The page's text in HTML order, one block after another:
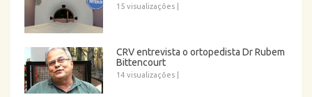
15 visualizações
CRV entrevista o ortopedista Dr Rubem
Bittencourt
14 visualizações